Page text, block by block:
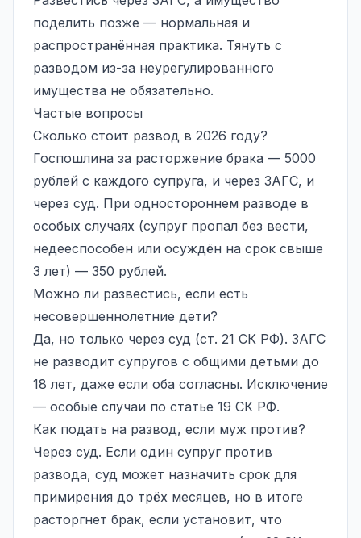
поделить позже — нормальная и
распространённая практика. Тянуть с
разводом из-за неурегулированного
имущества не обязательно.
Частые вопросы
Сколько стоит развод в 2026 году?
Госпошлина за расторжение брака — 5000
рублей с каждого супруга, и через ЗАГС, и
через суд. При одностороннем разводе в
особых случаях (супруг пропал без вести,
недееспособен или осуждён на срок свыше
3 лет) — 350 рублей.
Можно ли развестись, если есть
несовершеннолетние дети?
Да, но только через суд (ст. 21 СК РФ). ЗАГС
не разводит супругов с общими детьми до
18 лет, даже если оба согласны. Исключение
— особые случаи по статье 19 СК РФ.
Как подать на развод, если муж против?
Через суд. Если один супруг против
развода, суд может назначить срок для
примирения до трёх месяцев, но в итоге
расторгнет брак, если установит, что